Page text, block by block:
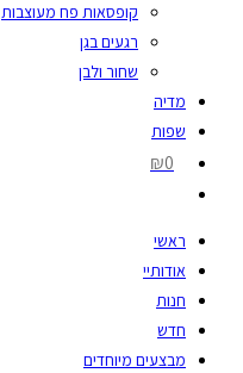
קופסאות פח מעוצבות
רגעים בגן
שחור ולבן
מדיה
שפות
₪0
ראשי
אודותיי
חנות
חדש
מבצעים מיוחדים